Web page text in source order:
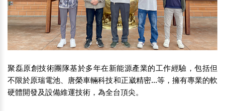
聚磊原創技術團隊基於多年在新能源產業的工作經驗，包括但
不限於原瑞電池、唐榮車輛科技和正崴精密...等，擁有專業的軟
硬體開發及設備維運技術，為全台頂尖。